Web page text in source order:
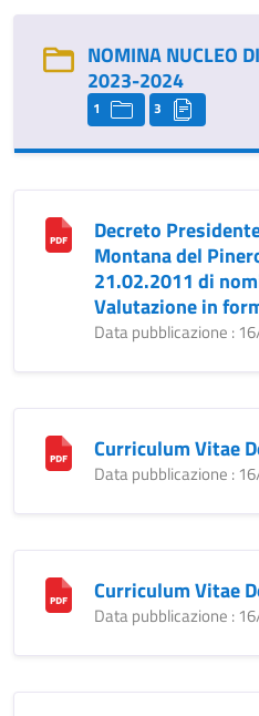
NOMINA NUCLEO
2023-2024
1 3
Decreto
Montana del
21.02.2011 di
Valutazione in
Data pubblicazione :
Curriculum Vitae
Data pubblicazione :
Curriculum Vitae
Data pubblicazione :